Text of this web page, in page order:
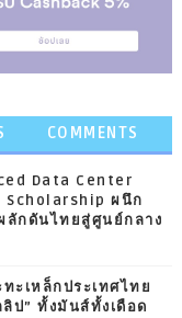
COMMENTS
Data Center
Scholarship ผนึก
ลักดันไทยสู่ศูนย์กลาง
ทะเหล็กประเทศไทย
ป” ทั้งมันส์ทั้งเดือด